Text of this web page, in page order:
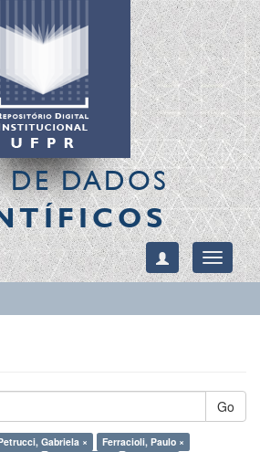
DE DADOS
Toggle
Go
Gabriela ×
Ferracioli, Paulo ×